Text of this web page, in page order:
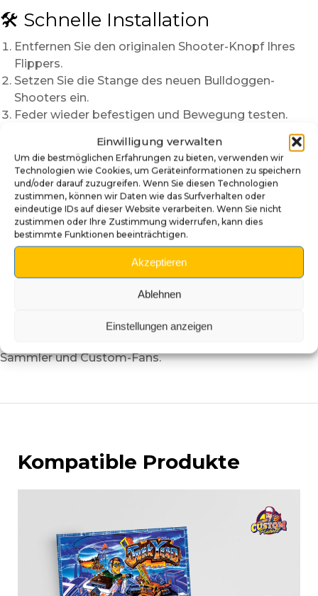
Einwilligung verwalten
Um die bestmöglichen Erfahrungen zu bieten, verwenden wir
Technologien wie Cookies, um Geräteinformationen zu speichern
und/oder darauf zuzugreifen. Wenn Sie diesen Technologien
zustimmen, können wir Daten wie das Surfverhalten oder
eindeutige IDs auf dieser Website verarbeiten. Wenn Sie nicht
zustimmen oder Ihre Zustimmung widerrufen, kann dies
bestimmte Funktionen beeinträchtigen.
Akzeptieren
Ablehnen
Einstellungen anzeigen
🛠️ Schnelle Installation
Entfernen Sie den originalen Shooter-Knopf Ihres
Flippers.
Setzen Sie die Stange des neuen Bulldoggen-
Shooters ein.
Feder wieder befestigen und Bewegung testen.
In weniger als fünf Minuten erhält Ihr Flipper ein völlig
neues, aggressives und originelles Aussehen.
🌟 Ein einzigartiges
handgefertigtes Stück
Jeder Shooter isthandbemalt und lackiert
jedes Exemplar ein Unikat ist. Farb- und Finish-
Variationen verleihen ein authentisches und
individuelles Ergebnis.
verwandeln Sie Ihre Maschine in eine echte
Sammler und Custom-Fans.
Kompatible Produkte